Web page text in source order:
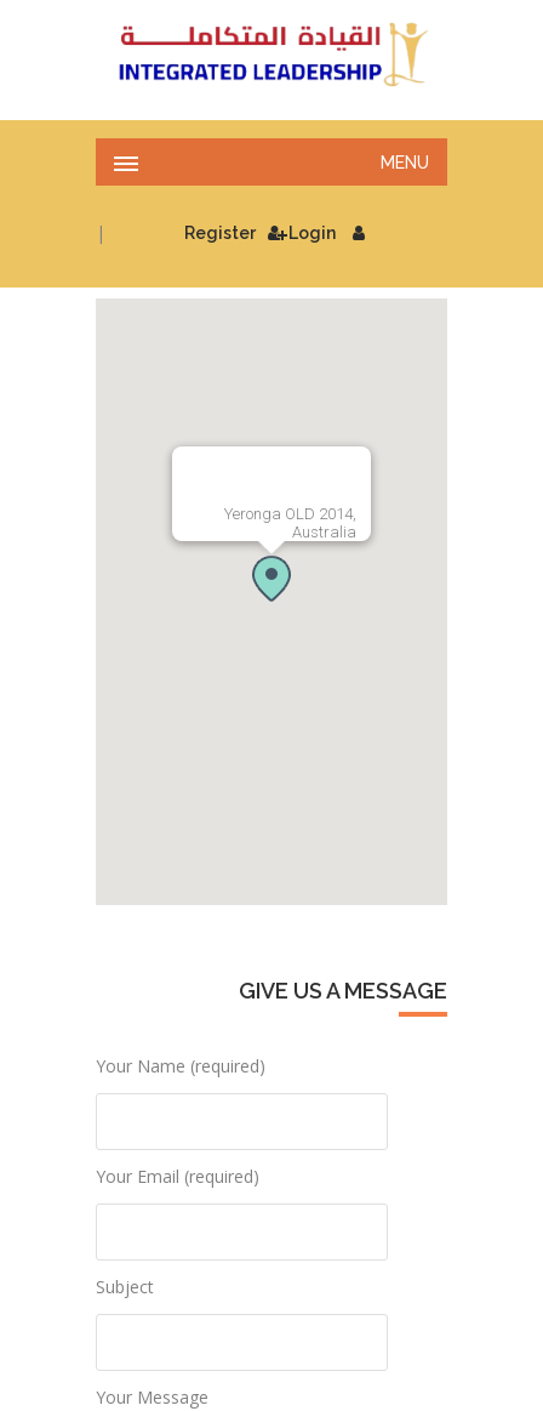
MENU
Login
| Register
Yeronga OLD 2014,
Australia
GIVE US A MESSAGE
Your Name (required)
Your Email (required)
Subject
Your Message